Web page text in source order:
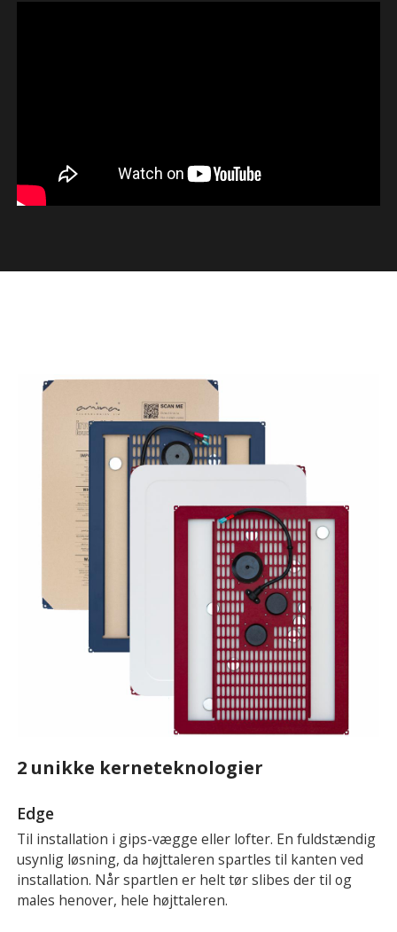
2 unikke kerneteknologier
Edge
Til installation i gips-vægge eller lofter. En fuldstændig
usynlig løsning, da højttaleren spartles til kanten ved
installation. Når spartlen er helt tør slibes der til og
males henover, hele højttaleren.